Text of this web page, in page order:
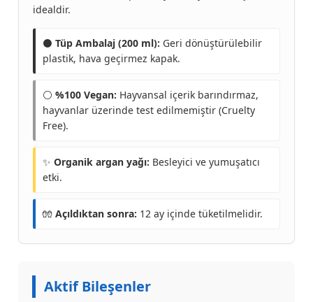
idealdir.
⚫ Tüp Ambalaj (200 ml): Geri dönüştürülebilir
plastik, hava geçirmez kapak.
⚪ %100 Vegan: Hayvansal içerik barındırmaz,
hayvanlar üzerinde test edilmemiştir (Cruelty
Free).
✨ Organik argan yağı: Besleyici ve yumuşatıcı
etki.
🧤 Açıldıktan sonra: 12 ay içinde tüketilmelidir.
Aktif Bileşenler